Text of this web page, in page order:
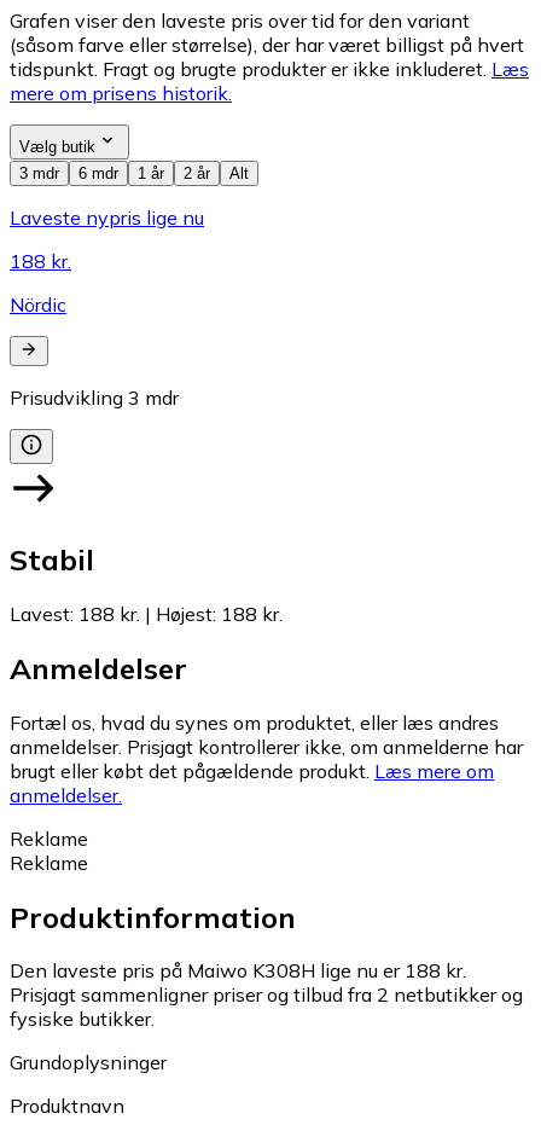
Grafen viser den laveste pris over tid for den variant
(såsom farve eller størrelse), der har været billigst på hvert
tidspunkt. Fragt og brugte produkter er ikke inkluderet. Læs
mere om prisens historik.
Vælg butik
3 mdr
6 mdr 1 år 2 år Alt
Laveste nypris lige nu
188 kr.
Nördic
Prisudvikling 3 mdr
Stabil
Lavest: 188 kr. | Højest: 188 kr.
Anmeldelser
Fortæl os, hvad du synes om produktet, eller læs andres
anmeldelser. Prisjagt kontrollerer ikke, om anmelderne har
brugt eller købt det pågældende produkt. Læs mere om
anmeldelser.
Reklame
Reklame
Produktinformation
Den laveste pris på Maiwo K308H lige nu er 188 kr.
Prisjagt sammenligner priser og tilbud fra 2 netbutikker og
fysiske butikker.
Grundoplysninger
Produktnavn